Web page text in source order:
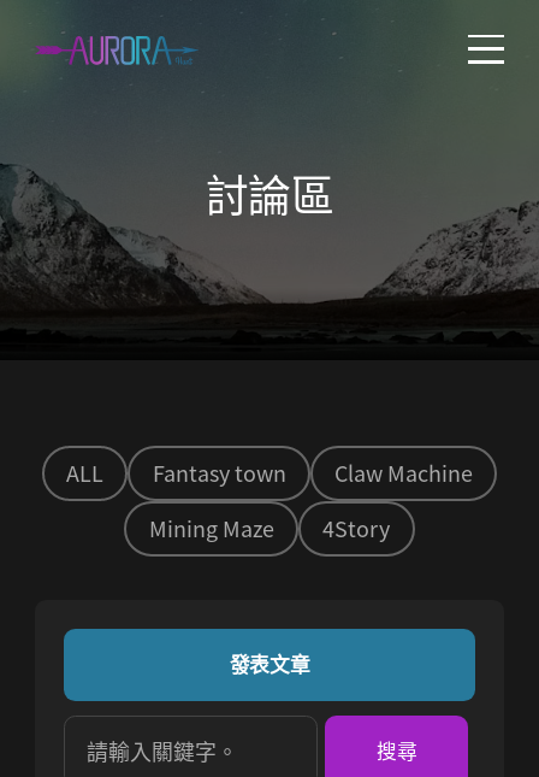
討論區
ALL Fantasy town
Claw Machine
Mining Maze
4Story
發表文章
搜尋